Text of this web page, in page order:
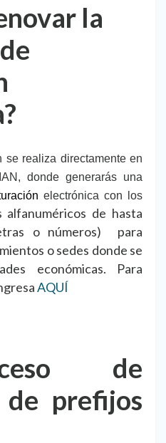
la
se realiza directamente en
donde generarás una
electrónica con los
alfanuméricos de hasta
o números) para
o sedes donde se
económicas. Para
AQUÍ
de
de prefijos